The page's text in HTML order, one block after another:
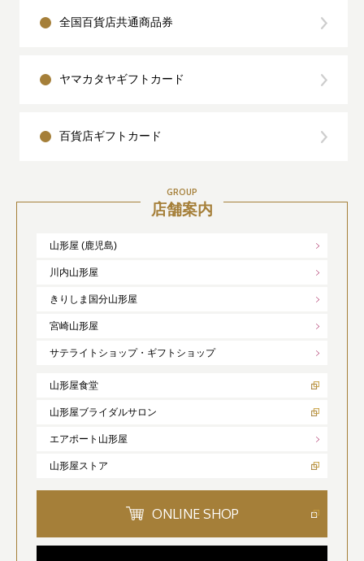
全国百貨店共通商品券
ヤマカタヤギフトカード
百貨店ギフトカード
GROUP
店舗案内
山形屋 (鹿児島)
川内山形屋
きりしま国分山形屋
宮崎山形屋
サテライトショップ・ギフトショップ
山形屋食堂
山形屋ブライダルサロン
エアポート山形屋
山形屋ストア
ONLINE SHOP